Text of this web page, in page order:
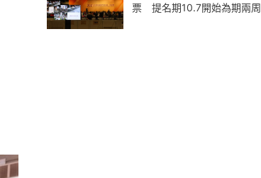
票 提名期10.7開始為期兩周